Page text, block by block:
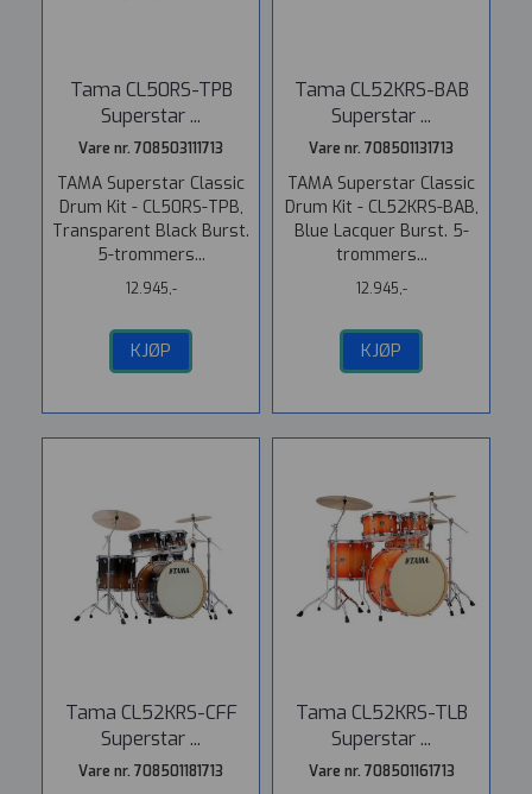
Tama CL50RS-TPB
Superstar ...
Vare nr. 708503111713
TAMA Superstar Classic
Drum Kit - CL50RS-TPB,
Transparent Black Burst.
5-trommers...
12.945,-
KJØP
Tama CL52KRS-BAB
Superstar ...
Vare nr. 708501131713
TAMA Superstar Classic
Drum Kit - CL52KRS-BAB,
Blue Lacquer Burst. 5-
trommers...
12.945,-
KJØP
Tama CL52KRS-CFF
Superstar ...
Vare nr. 708501181713
Tama CL52KRS-TLB
Superstar ...
Vare nr. 708501161713